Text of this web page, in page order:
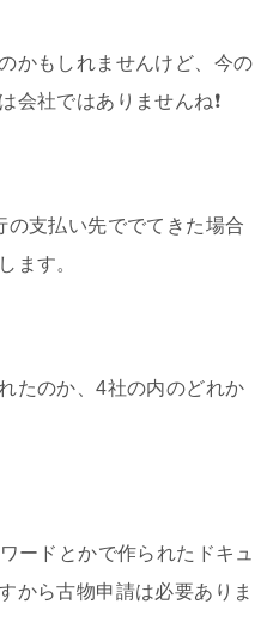
かもしれませんけど、今の
会社ではありませんね❗️
の支払い先ででてきた場合
ます。
たのか、4社の内のどれか
ードとかで作られたドキュ
から古物申請は必要ありま